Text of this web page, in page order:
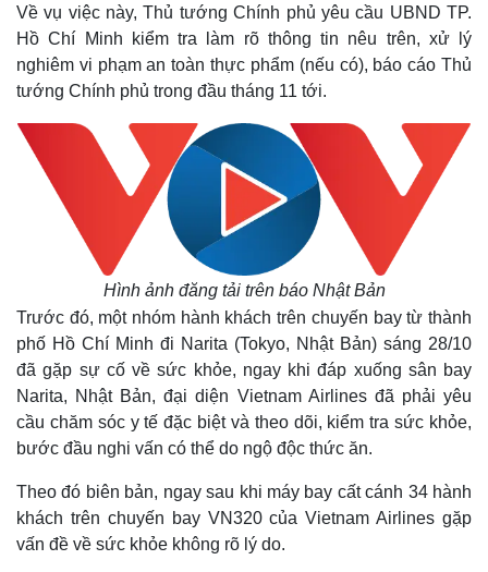
Về vụ việc này, Thủ tướng Chính phủ yêu cầu UBND TP.
Hồ Chí Minh kiểm tra làm rõ thông tin nêu trên, xử lý
nghiêm vi phạm an toàn thực phẩm (nếu có), báo cáo Thủ
tướng Chính phủ trong đầu tháng 11 tới.
Hình ảnh đăng tải trên báo Nhật Bản
Trước đó, một nhóm hành khách trên chuyến bay từ thành
phố Hồ Chí Minh đi Narita (Tokyo, Nhật Bản) sáng 28/10
đã gặp sự cố về sức khỏe, ngay khi đáp xuống sân bay
Narita, Nhật Bản, đại diện Vietnam Airlines đã phải yêu
cầu chăm sóc y tế đặc biệt và theo dõi, kiểm tra sức khỏe,
bước đầu nghi vấn có thể do ngộ độc thức ăn.
Theo đó biên bản, ngay sau khi máy bay cất cánh 34 hành
khách trên chuyến bay VN320 của Vietnam Airlines gặp
vấn đề về sức khỏe không rõ lý do.